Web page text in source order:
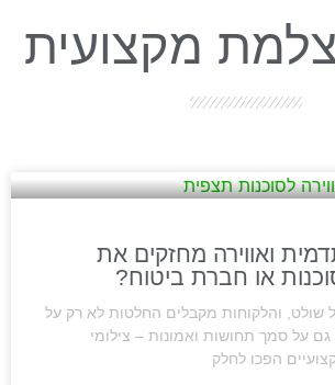
מקצועית
ואווירה מחזקים את
או חברת ביטוח?
שולט, והלקוחות מקבלים החלטות לא רק על
על סמך תחושות ואמונות – צילומי
הפכו לחלק